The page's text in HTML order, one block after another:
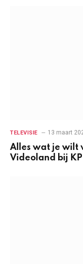
TELEVISIE 13 maart
Alles wat je wilt
Videoland bij